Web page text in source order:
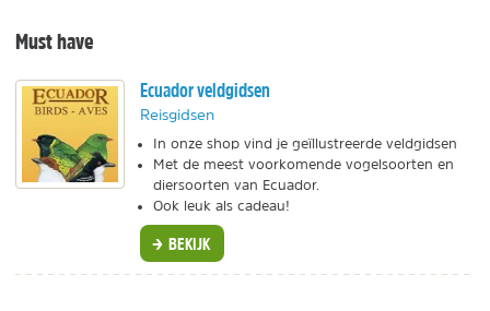
Must have
Ecuador veldgidsen
Reisgidsen
In onze shop vind je geïllustreerde veldgidsen
Met de meest voorkomende vogelsoorten en
diersoorten van Ecuador.
Ook leuk als cadeau!
BEKIJK